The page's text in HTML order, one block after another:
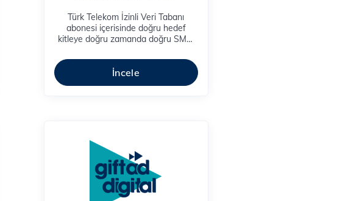
Türk Telekom İzinli Veri Tabanı
abonesi içerisinde doğru hedef
kitleye doğru zamanda doğru SMS,
sağlar.​
İncele